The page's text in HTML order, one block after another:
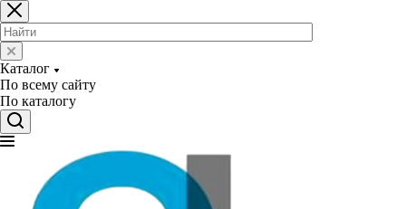
Каталог
По всему сайту
По каталогу